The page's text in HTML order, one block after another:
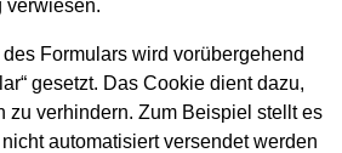
verwiesen.
Formulars wird vorübergehend
gesetzt. Das Cookie dient dazu,
zu verhindern. Zum Beispiel stellt es
automatisiert versendet werden